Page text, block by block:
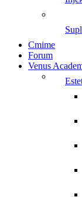
Cmime
Forum
Venus